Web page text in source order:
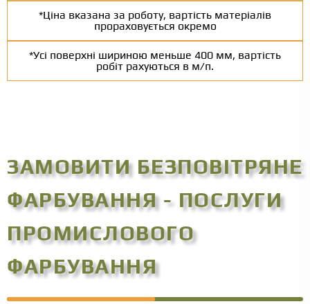
*Ціна вказана за роботу, вартість матеріалів
прораховується окремо
*Усі поверхні шириною меньше 400 мм, вартість
робіт рахуються в м/п.
ЗАМОВИТИ БЕЗПОВІТРЯНЕ
ФАРБУВАННЯ - ПОСЛУГИ
ПРОМИСЛОВОГО
ФАРБУВАННЯ